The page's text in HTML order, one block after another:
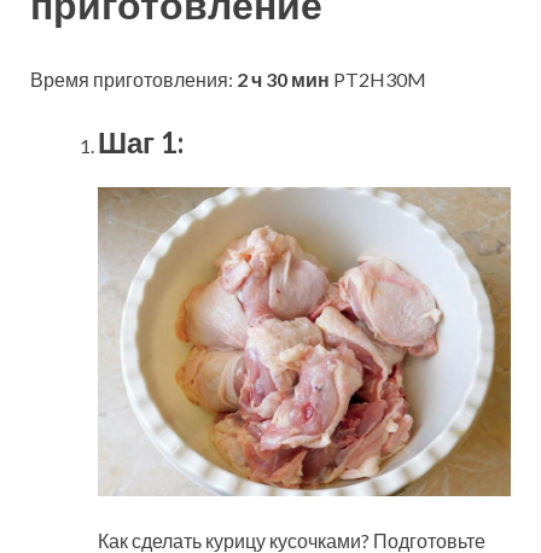
Время приготовления: 2 ч 30 мин PT2H30M
Шаг 1:
Как сделать курицу кусочками? Подготовьте